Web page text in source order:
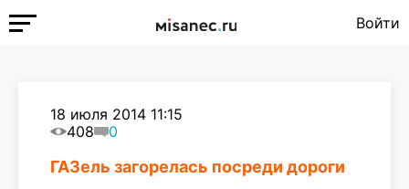
Войти
18 июля 2014 11:15
408
0
ГАЗель загорелась посреди дороги